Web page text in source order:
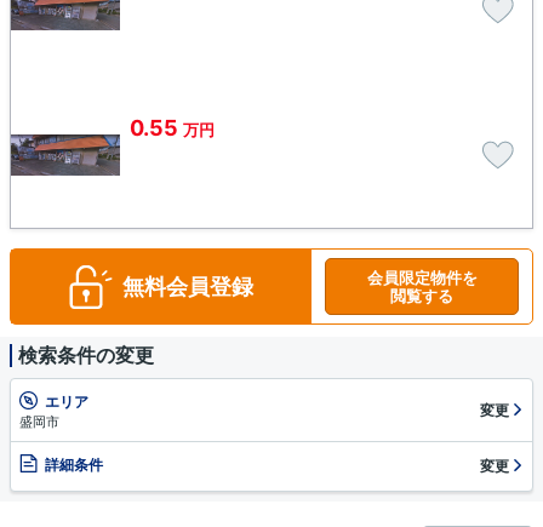
0.55 万円
無料会員登録
会員限定物件を
閲覧する
検索条件の変更
エリア
盛岡市
変更
詳細条件 変更